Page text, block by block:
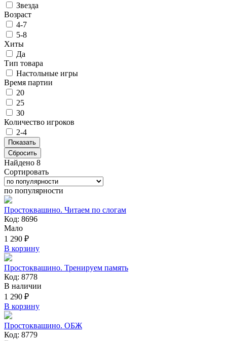
Звезда
Возраст
4-7
5-8
Хиты
Да
Тип товара
Настольные игры
Время партии
20
25
30
Количество игроков
2-4
Сбросить
Найдено 8
Сортировать
по популярности
Простоквашино. Читаем по слогам
Код: 8696
Мало
1 290 ₽
В корзину
Простоквашино. Тренируем память
Код: 8778
В наличии
1 290 ₽
В корзину
Простоквашино. ОБЖ
Код: 8779